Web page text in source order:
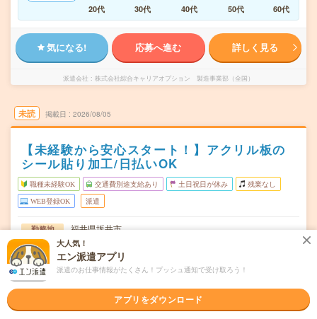
20代
30代 40代 50代 60代
気になる! 応募へ進む 詳しく見る
派遣会社 株式会社綜合キャリアオプション 製造事業部（全国）
未読 掲載日 2026/08/05
【未経験から安心スタート！】アクリル板の
シール貼り加工/日払いOK
職種未経験OK 交通費別途支給あり 土日祝日が休み 残業なし
WEB登録OK 派遣
勤務地
福井県坂井市
丸岡駅から徒歩15分
曜日頻度 月～金
時間 08:20～20:2020:20～08:20
期間 長期でお仕事できる方、大歓迎！
大人気！
エン派遣アプリ
派遣のお仕事情報がたくさん！プッシュ通知で受け取ろう！
アプリをダウンロード